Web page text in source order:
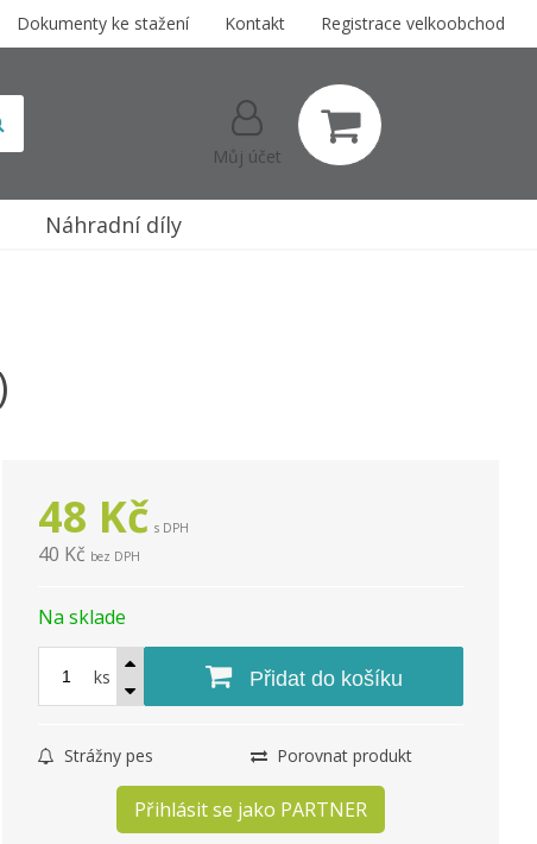
Dokumenty ke stažení Kontakt Registrace velkoobchod
Můj účet
Náhradní díly
48 Kč s DPH
40 Kč bez DPH
Na sklade
ks Přidat do košíku
Strážny pes Porovnat produkt
Přihlásit se jako PARTNER